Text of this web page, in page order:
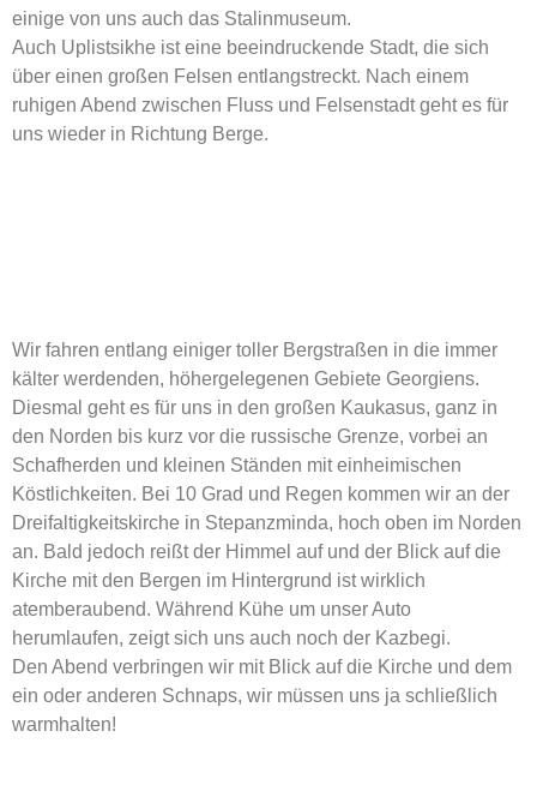
einige von uns auch das Stalinmuseum.
Auch Uplistsikhe ist eine beeindruckende Stadt, die sich
über einen großen Felsen entlangstreckt. Nach einem
ruhigen Abend zwischen Fluss und Felsenstadt geht es für
uns wieder in Richtung Berge.
Wir fahren entlang einiger toller Bergstraßen in die immer
kälter werdenden, höhergelegenen Gebiete Georgiens.
Diesmal geht es für uns in den großen Kaukasus, ganz in
den Norden bis kurz vor die russische Grenze, vorbei an
Schafherden und kleinen Ständen mit einheimischen
Köstlichkeiten. Bei 10 Grad und Regen kommen wir an der
Dreifaltigkeitskirche in Stepanzminda, hoch oben im Norden
an. Bald jedoch reißt der Himmel auf und der Blick auf die
Kirche mit den Bergen im Hintergrund ist wirklich
atemberaubend. Während Kühe um unser Auto
herumlaufen, zeigt sich uns auch noch der Kazbegi.
Den Abend verbringen wir mit Blick auf die Kirche und dem
ein oder anderen Schnaps, wir müssen uns ja schließlich
warmhalten!